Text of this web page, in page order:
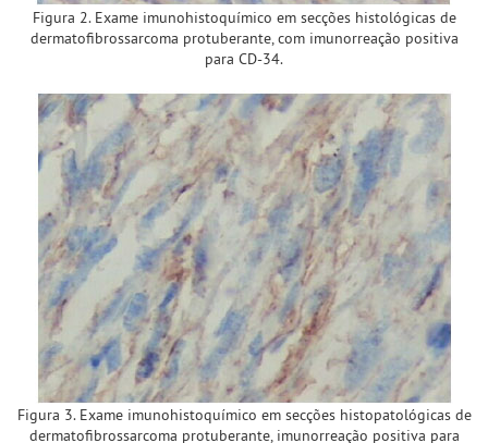
Figura 2. Exame imunohistoquímico em secções histológicas de
dermatofibrossarcoma protuberante, com imunorreação positiva
para CD-34.
Figura 3. Exame imunohistoquímico em secções histopatológicas de
dermatofibrossarcoma protuberante, imunorreação positiva para